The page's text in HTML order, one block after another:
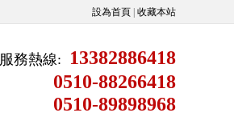
設為首頁 收藏本站
服務熱線:
13382886418
0510-88266418
0510-89898968